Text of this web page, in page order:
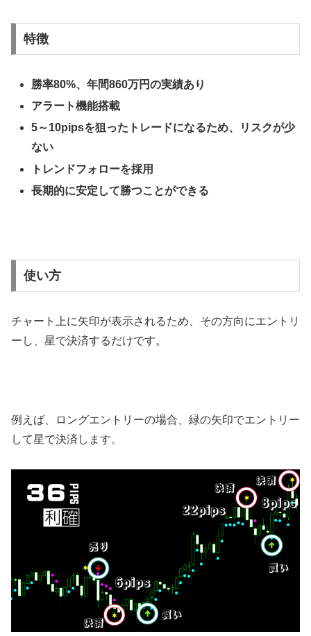
特徴
勝率80%、年間860万円の実績あり
アラート機能搭載
5～10pipsを狙ったトレードになるため、リスクが少
ない
トレンドフォローを採用
長期的に安定して勝つことができる
使い方
チャート上に矢印が表示されるため、その方向にエントリ
ーし、星で決済するだけです。
例えば、ロングエントリーの場合、緑の矢印でエントリー
して星で決済します。